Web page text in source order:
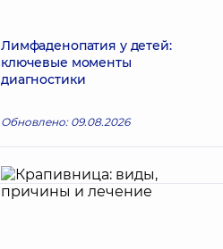
Лимфаденопатия у детей:
ключевые моменты
диагностики
Обновлено: 09.08.2026